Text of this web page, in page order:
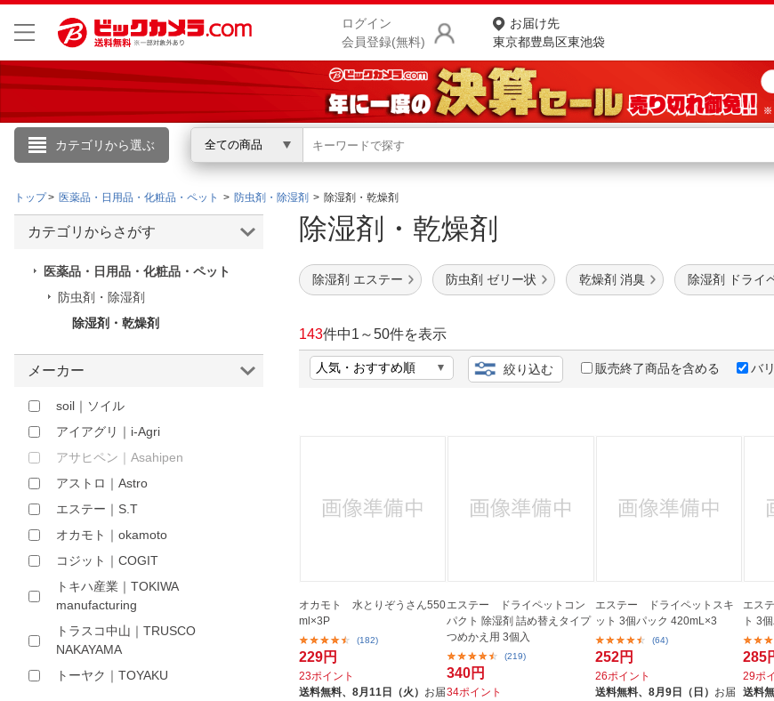
ログイン
会員登録(無料)
お届け先
東京都豊島区東池袋
カテゴリから選ぶ 全ての商品
こんにちは
ログイン
会員メニュー
お知らせ
カテゴリ一覧からさがす
ご利用ガイド
トップ 医薬品・日用品・化粧品・ペット 防虫剤・除湿剤 除湿剤・乾燥剤
除湿剤・乾燥剤
除湿剤 エステー 防虫剤 ゼリー状 乾燥剤 消臭 除湿剤 ドライ
143件中1 ～50件を表示
絞り込む 販売終了商品を含める バ
オカモト 水とりぞうさん550
ml×3P
(182)
229円
23ポイント
送料無料、 8月11日（火） お届
エステー ドライペットコン
パクト 除湿剤 詰め替えタイプ
つめかえ用 3個入
(219)
340円
34ポイント
エステー ドライペットスキ
ット 3個パック 420mL×3
(64)
252円
26ポイント
送料無料、 8月9日（日） お届
エス
ト 3
285
29ポ
送料
カテゴリからさがす
医薬品・日用品・化粧品・ペット
防虫剤・除湿剤
除湿剤・乾燥剤
メーカー
soil｜ソイル
アイアグリ｜i-Agri
アサヒペン｜Asahipen
アストロ｜Astro
エステー｜S.T
オカモト｜okamoto
コジット｜COGIT
トキハ産業｜TOKIWA
manufacturing
トラスコ中山｜TRUSCO
NAKAYAMA
トーヤク｜TOYAKU